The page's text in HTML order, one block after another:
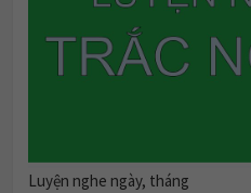
Luyện nghe ngày, tháng